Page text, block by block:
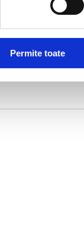
Permite toate